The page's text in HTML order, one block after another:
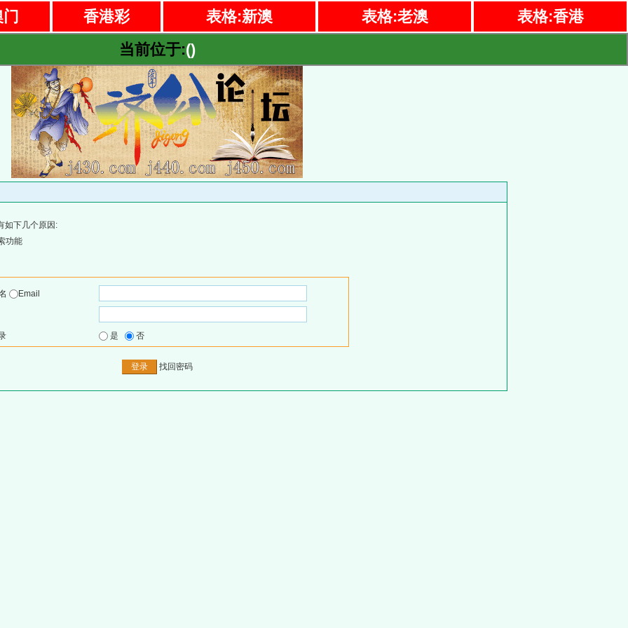
香港彩 表格:新澳 表格:老澳
表格:香港
当前位于:()
如下几个原因:
功能
Email
是 否
找回密码